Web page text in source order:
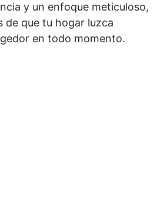
y un enfoque meticuloso,
de que tu hogar luzca
en todo momento.